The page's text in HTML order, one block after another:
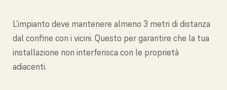
L’impianto deve mantenere almeno 3 metri di distanza
dal confine con i vicini. Questo per garantire che la tua
installazione non interferisca con le proprietà
adiacenti.